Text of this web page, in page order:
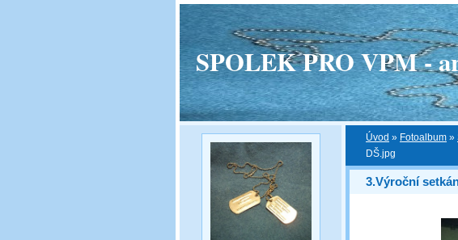
SPOLEK PRO VPM -
Úvod » Fotoalbum »
DŠ.jpg
3.Výroční